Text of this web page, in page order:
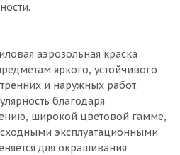
аэрозольная краска
яркого, устойчивого
и наружных работ.
благодаря
широкой цветовой гамме,
эксплуатационными
для окрашивания